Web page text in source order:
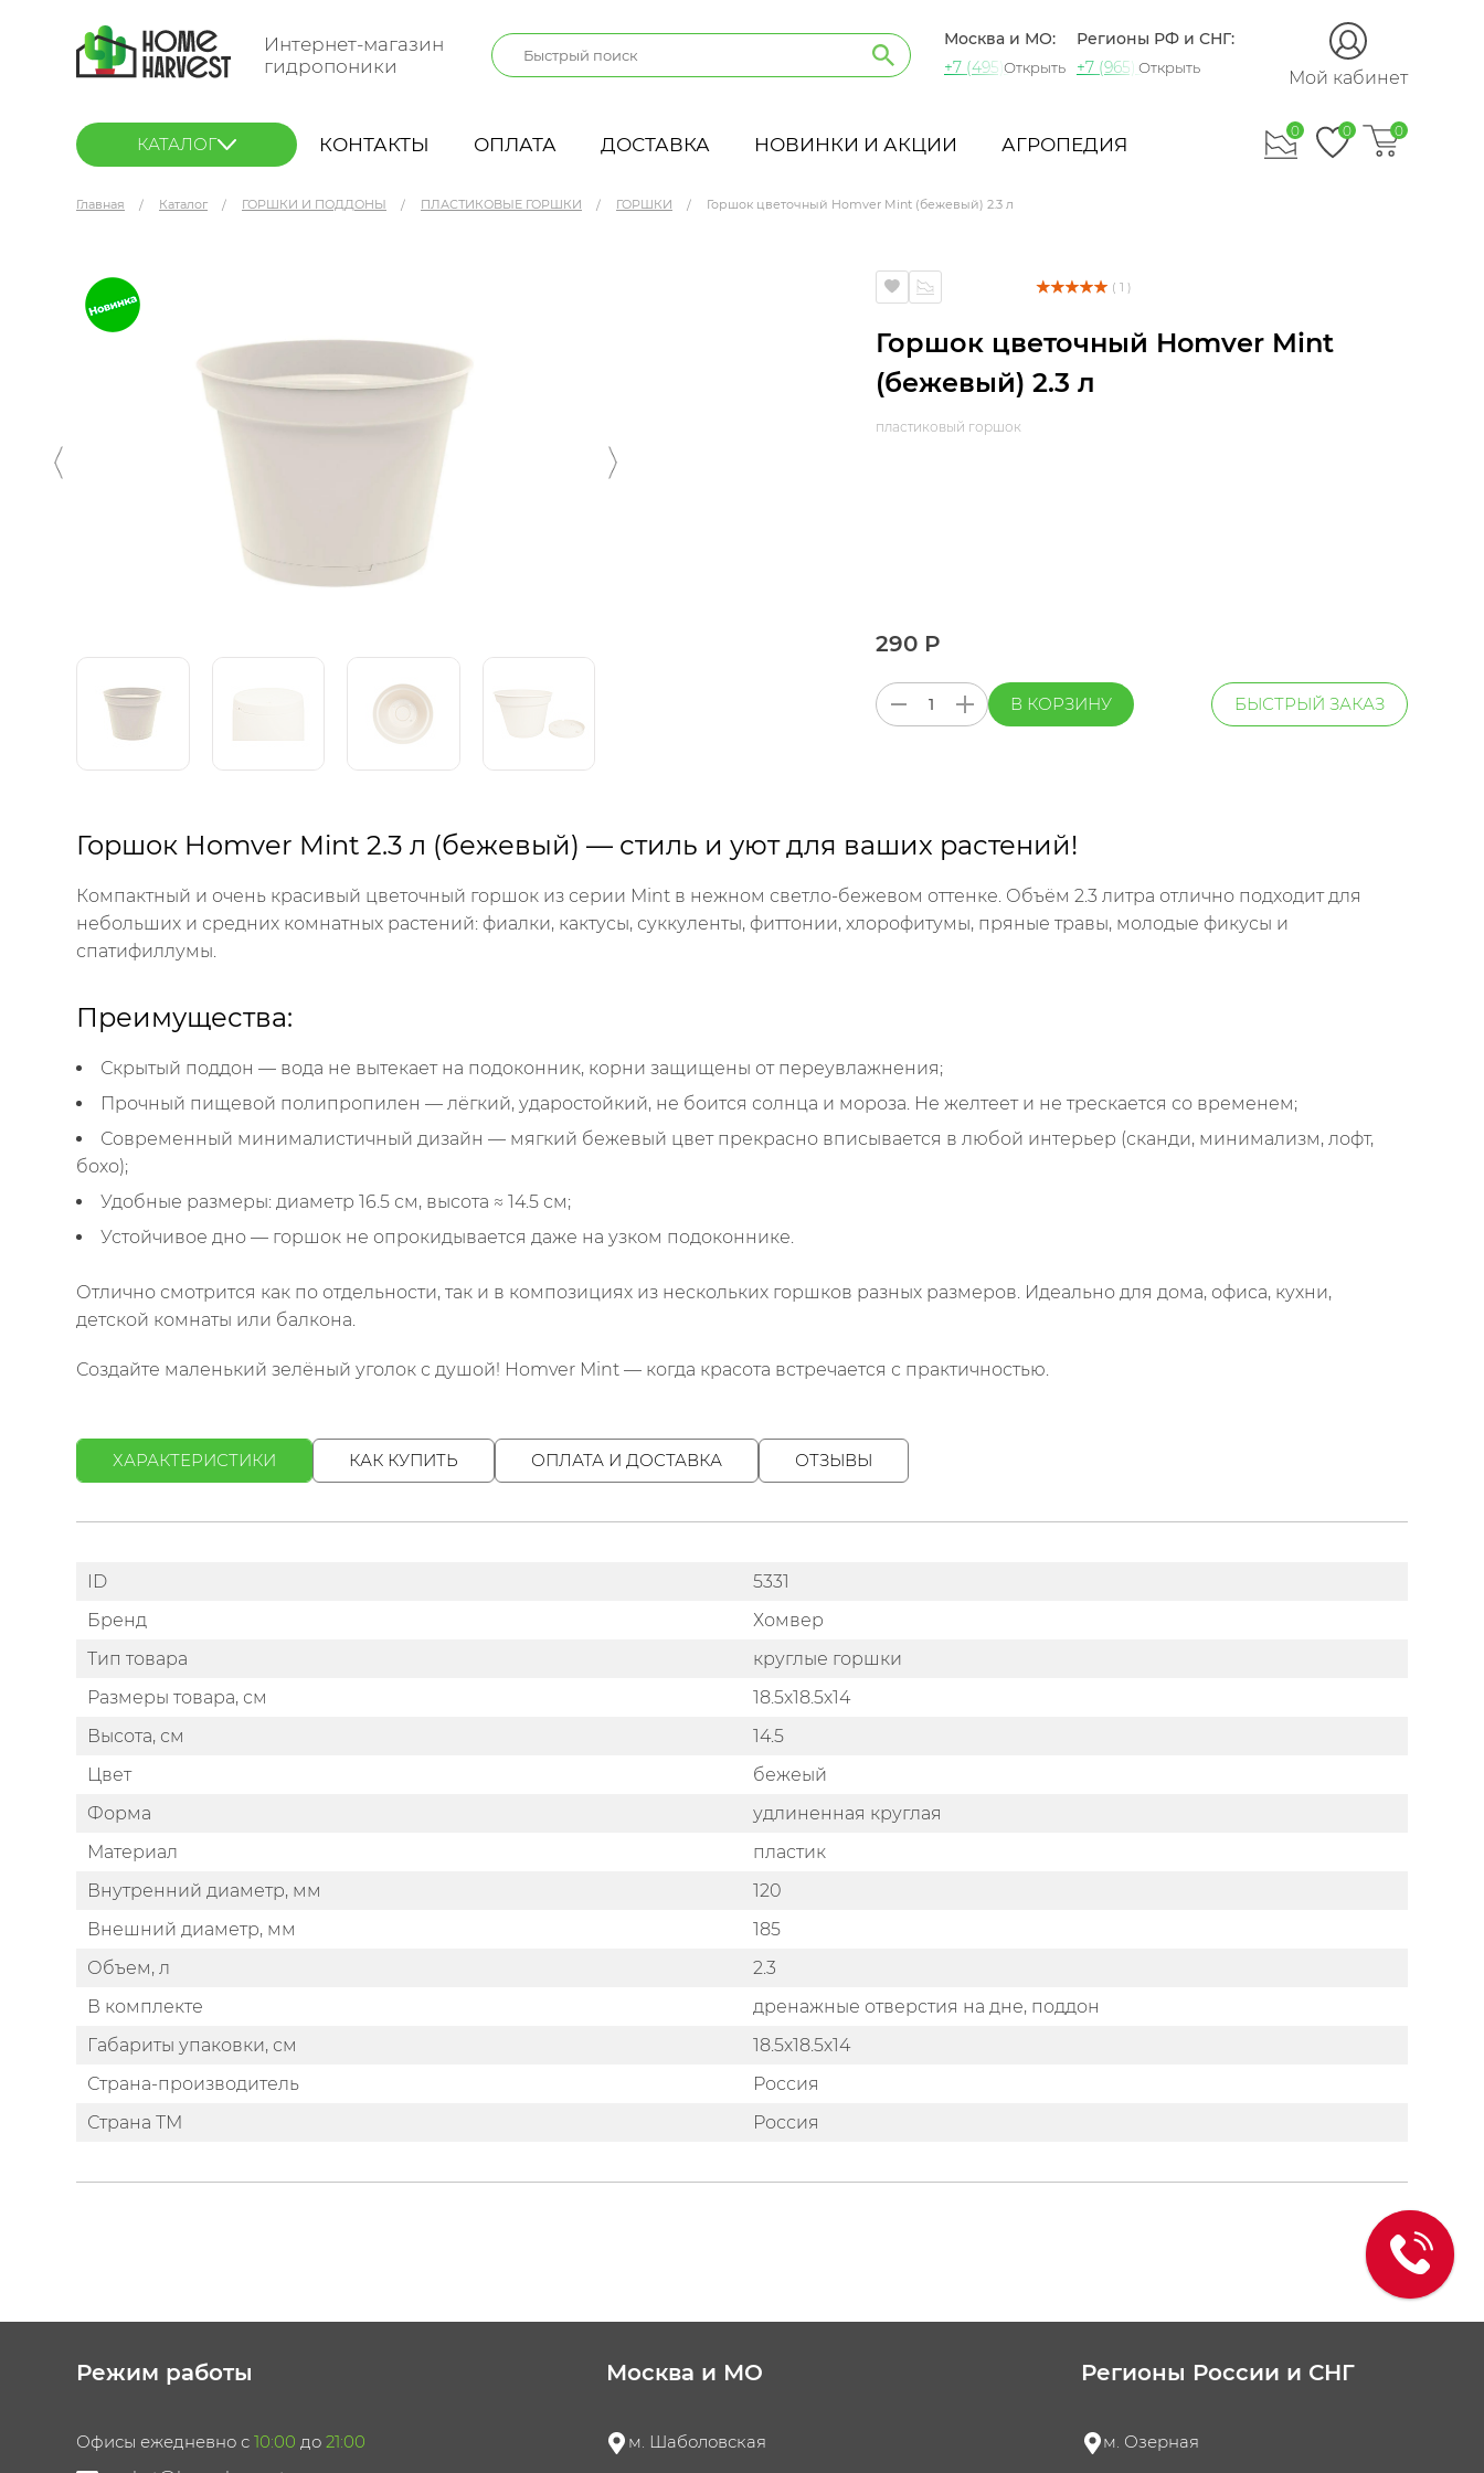
Интернет-магазин
гидропоники
Москва и МО:
+7 (495) 721-60-15
Открыть
Регионы РФ и СНГ:
+7 (965) 420-10-10
Открыть Мой кабинет
КАТАЛОГ КОНТАКТЫ ОПЛАТА ДОСТАВКА НОВИНКИ И АКЦИИ АГРОПЕДИЯ
0 0 0
Главная Каталог ГОРШКИ И ПОДДОНЫ ПЛАСТИКОВЫЕ ГОРШКИ ГОРШКИ Горшок цветочный Homver Mint (бежевый) 2.3 л
( 1 )
Горшок цветочный Homver Mint
(бежевый) 2.3 л
пластиковый горшок
290 Р
В КОРЗИНУ БЫСТРЫЙ ЗАКАЗ
Горшок Homver Mint 2.3 л (бежевый) — стиль и уют для ваших растений!
Компактный и очень красивый цветочный горшок из серии Mint в нежном светло-бежевом оттенке. Объём 2.3 литра отлично подходит для
небольших и средних комнатных растений: фиалки, кактусы, суккуленты, фиттонии, хлорофитумы, пряные травы, молодые фикусы и
спатифиллумы.
Преимущества:
Скрытый поддон — вода не вытекает на подоконник, корни защищены от переувлажнения;
Прочный пищевой полипропилен — лёгкий, ударостойкий, не боится солнца и мороза. Не желтеет и не трескается со временем;
Современный минималистичный дизайн — мягкий бежевый цвет прекрасно вписывается в любой интерьер (сканди, минимализм, лофт,
бохо);
Удобные размеры: диаметр 16.5 см, высота ≈ 14.5 см;
Устойчивое дно — горшок не опрокидывается даже на узком подоконнике.
Отлично смотрится как по отдельности, так и в композициях из нескольких горшков разных размеров. Идеально для дома, офиса, кухни,
детской комнаты или балкона.
Создайте маленький зелёный уголок с душой! Homver Mint — когда красота встречается с практичностью.
ХАРАКТЕРИСТИКИ КАК КУПИТЬ ОПЛАТА И ДОСТАВКА ОТЗЫВЫ
ID
5331
Бренд
Хомвер
Тип товара
круглые горшки
Размеры товара, см
18.5х18.5х14
Высота, см
14.5
Цвет
бежеый
Форма
удлиненная круглая
Материал
пластик
Внутренний диаметр, мм
120
Внешний диаметр, мм
185
Объем, л
2.3
В комплекте
дренажные отверстия на дне, поддон
Габариты упаковки, см
18.5х18.5х14
Страна-производитель
Россия
Страна ТМ
Россия
Режим работы
Офисы ежедневно с 10:00 до 21:00
Москва и МО
м. Шаболовская
Регионы России и СНГ
м. Озерная